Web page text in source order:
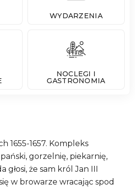
WYDARZENIA
NOCLEGI I
GASTRONOMIA
1655-1657. Kompleks
gorzelnię, piekarnię,
głosi, że sam król Jan III
w browarze wracając spod